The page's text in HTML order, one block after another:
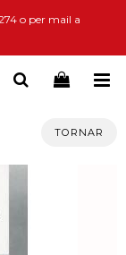
o per mail a
TORNAR